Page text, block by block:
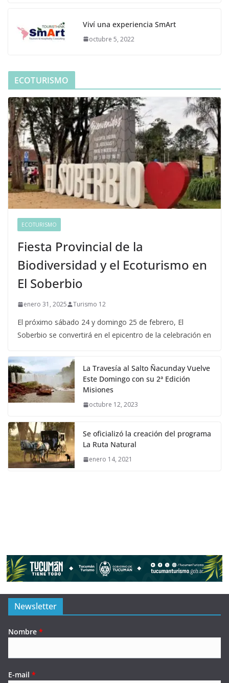
Viví una experiencia SmArt
octubre 5, 2022
ECOTURISMO
ECOTURISMO
Fiesta Provincial de la
Biodiversidad y el Ecoturismo en
El Soberbio
enero 31, 2025 Turismo 12
El próximo sábado 24 y domingo 25 de febrero, El
Soberbio se convertirá en el epicentro de la celebración en
La Travesía al Salto Ñacunday Vuelve
Este Domingo con su 2ª Edición
Misiones
octubre 12, 2023
Se oficializó la creación del programa
La Ruta Natural
enero 14, 2021
Newsletter
Nombre *
E-mail *